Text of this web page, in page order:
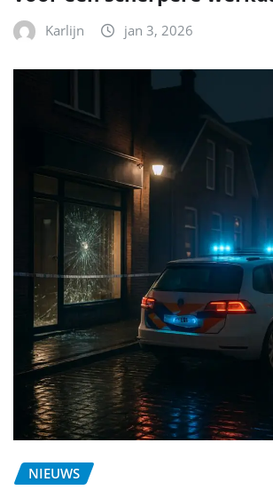
Karlijn jan 3, 2026
NIEUWS